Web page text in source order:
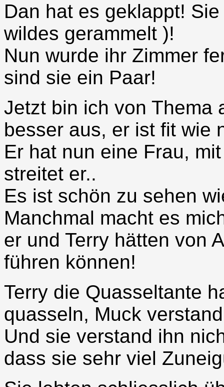
Dan hat es geklappt!
wildes gerammelt )!
Nun wurde ihr Zimmer
sind sie ein Paar!
Jetzt bin ich von Thema
besser aus, er ist fit wie
Er hat nun eine Frau,
streitet er..
Es ist schön zu sehen
Manchmal macht es
er und Terry hätten von
führen können!
Terry die Quasseltante
quasseln, Muck
Und sie verstand ihn
dass sie sehr viel